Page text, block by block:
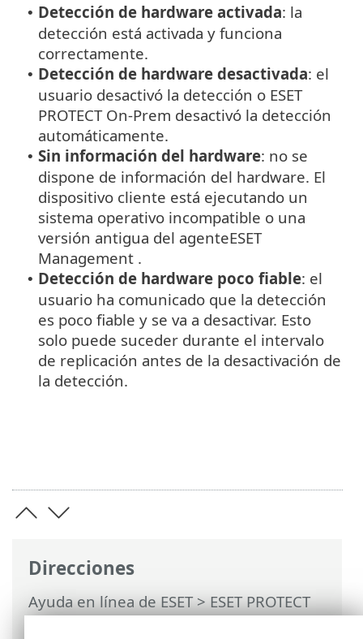
Direcciones
Ayuda en línea de ESET>ESET PROTECT
On-Prem>Empezar>VDI, clonación y
• Detección de hardware activada: la
detección está activada y funciona
correctamente.
• Detección de hardware desactivada: el
usuario desactivó la detección o ESET
PROTECT On-Prem desactivó la detección
automáticamente.
• Sin información del hardware: no se
dispone de información del hardware. El
dispositivo cliente está ejecutando un
sistema operativo incompatible o una
versión antigua del agenteESET
Management .
• Detección de hardware poco fiable: el
usuario ha comunicado que la detección
es poco fiable y se va a desactivar. Esto
solo puede suceder durante el intervalo
de replicación antes de la desactivación de
la detección.